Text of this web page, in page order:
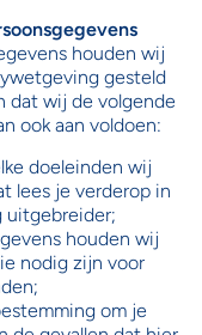
houden wij
gesteld
dat wij de volgende
ook aan voldoen:
doeleinden wij
lees je verderop in
uitgebreider;
houden wij
nodig zijn voor
om je